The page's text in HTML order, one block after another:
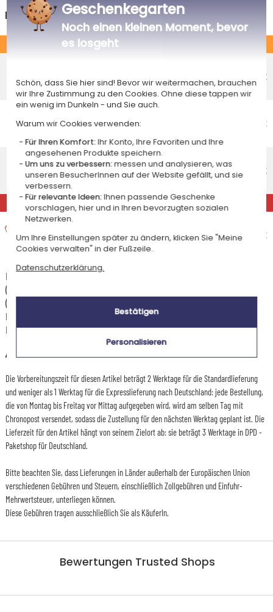
Bewertungen Trusted Shops
Deutschland
STANDARD
Freitag 14 August 2026
5,50 €
Economy-Versand nach Hause
Voraussichtliches Lieferdatum
Dienstag 18 August 2026
6,55 €
Standardlieferung nach Hause
Voraussichtliches Lieferdatum
9,95 €
EXPRESS
Voraussichtliches Lieferdatum
Dienstag 11 August 2026
15,95 €
Die Versandkosten und Lieferzeiten können je nach Ihrem Wohnort
(abgelegene oder entlegene Gebiete) und dem Gewicht des Pakets
(Anzahl der bestellten Artikel) variieren. Über die genauen Kosten und
Lieferzeiten für jede Versandart informieren wir Sie, nachdem Sie Ihre
Lieferadresse angegeben haben.
Andere Länder +
Die Vorbereitungszeit für diesen Artikel beträgt 2 Werktage für die Standardlieferung
und weniger als 1 Werktag für die Expresslieferung nach Deutschland: jede Bestellung,
die von Montag bis Freitag vor Mittag aufgegeben wird, wird am selben Tag mit
Chronopost versendet, sodass die Zustellung für den nächsten Werktag geplant ist. Die
Lieferzeit für den Artikel hängt von seinem Zielort ab: sie beträgt 3 Werktage in DPD -
Paketshop für Deutschland.
Bitte beachten Sie, dass Lieferungen in Länder außerhalb der Europäischen Union
verschiedenen Gebühren und Steuern, einschließlich Zollgebühren und Einfuhr-
Mehrwertsteuer, unterliegen können.
Diese Gebühren tragen ausschließlich Sie als KäuferIn.
Geschenkegarten
Noch einen kleinen Moment, bevor
es losgeht
Schön, dass Sie hier sind! Bevor wir weitermachen, brauchen
wir Ihre Zustimmung zu den Cookies. Ohne diese tappen wir
ein wenig im Dunkeln - und Sie auch.
Warum wir Cookies verwenden:
Für Ihren Komfort:Ihr Konto, Ihre Favoriten und Ihre
angesehenen Produkte speichern.
Um uns zu verbessern:messen und analysieren, was
unseren BesucherInnen auf der Website gefällt, und sie
verbessern.
Für relevante Ideen:Ihnen passende Geschenke
vorschlagen, hier und in Ihren bevorzugten sozialen
Netzwerken.
Um Ihre Einstellungen später zu ändern, klicken Sie "Meine
Cookies verwalten" in der Fußzeile.
Datenschutzerklärung.
Bestätigen
Personalisieren